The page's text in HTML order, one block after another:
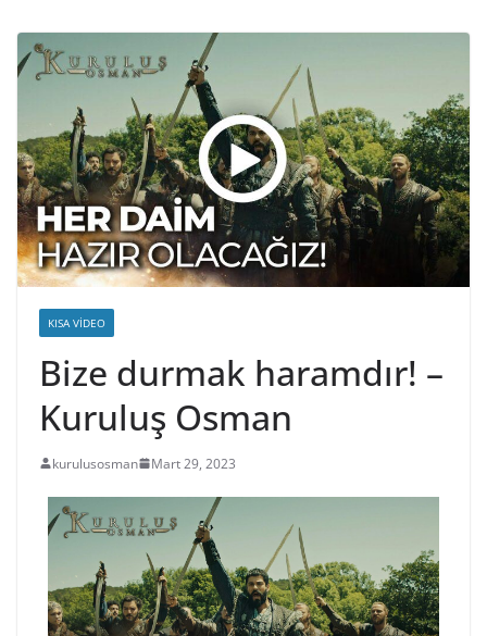
KISA VIDEO
Bize durmak haramdır! –
Kuruluş Osman
kurulusosman Mart 29, 2023